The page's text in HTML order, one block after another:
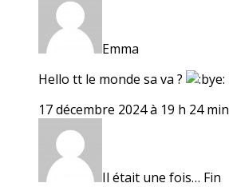
Emma
Hello tt le monde sa va ?
17 décembre 2024 à 19 h 24 min
Il était une fois… Fin